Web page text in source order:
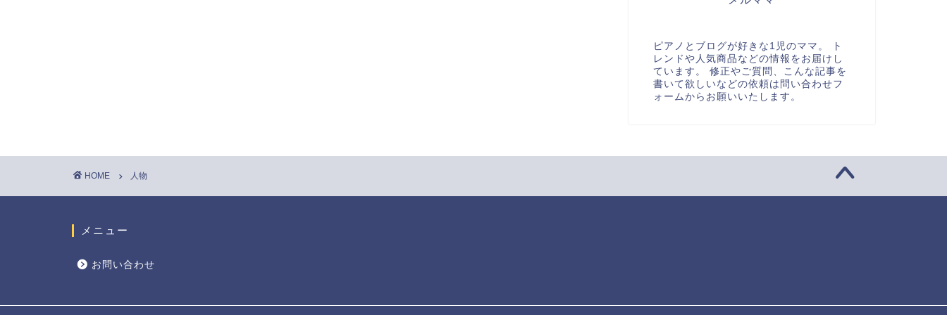
ピアノとブログが好きな1児のママ。 ト
レンドや人気商品などの情報をお届けし
ています。 修正やご質問、こんな記事を
書いて欲しいなどの依頼は問い合わせフ
ォームからお願いいたします。
HOME 人物
メニュー
お問い合わせ